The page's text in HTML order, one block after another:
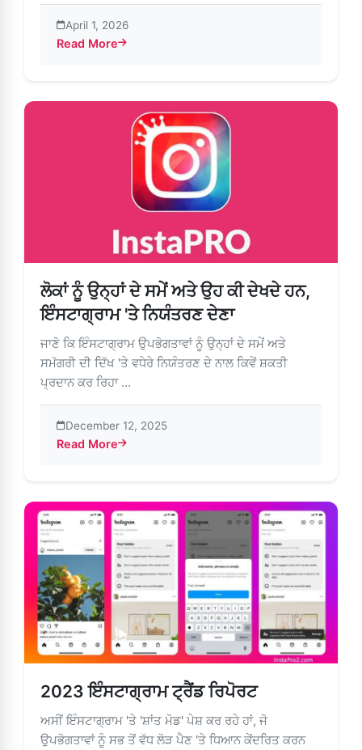
April 1, 2026
Read More
about ਆਪਣੀ ਰਚਨਾਤਮਕਤਾ ਨੂੰ ਹੋਰ ਅੱਗੇ ਵਧਾਉਣ ਲਈ ਮੈਟਾ ਏਆਈ
ਲੋਕਾਂ ਨੂੰ ਉਨ੍ਹਾਂ ਦੇ ਸਮੇਂ ਅਤੇ ਉਹ ਕੀ ਦੇਖਦੇ ਹਨ,
ਇੰਸਟਾਗ੍ਰਾਮ 'ਤੇ ਨਿਯੰਤਰਣ ਦੇਣਾ
ਜਾਣੋ ਕਿ ਇੰਸਟਾਗ੍ਰਾਮ ਉਪਭੋਗਤਾਵਾਂ ਨੂੰ ਉਨ੍ਹਾਂ ਦੇ ਸਮੇਂ ਅਤੇ
ਸਮੱਗਰੀ ਦੀ ਦਿੱਖ 'ਤੇ ਵਧੇਰੇ ਨਿਯੰਤਰਣ ਦੇ ਨਾਲ ਕਿਵੇਂ ਸ਼ਕਤੀ
ਪ੍ਰਦਾਨ ਕਰ ਰਿਹਾ ...
December 12, 2025
Read More
about ਲੋਕਾਂ ਨੂੰ ਉਨ੍ਹਾਂ ਦੇ ਸਮੇਂ ਅਤੇ ਉਹ ਕੀ ਦੇਖਦੇ ਹਨ, ਇੰਸਟਾਗ੍ਰਾਮ 'ਤੇ
2023 ਇੰਸਟਾਗ੍ਰਾਮ ਟ੍ਰੈਂਡ ਰਿਪੋਰਟ
ਅਸੀਂ ਇੰਸਟਾਗ੍ਰਾਮ 'ਤੇ 'ਸ਼ਾਂਤ ਮੋਡ' ਪੇਸ਼ ਕਰ ਰਹੇ ਹਾਂ, ਜੋ
ਉਪਭੋਗਤਾਵਾਂ ਨੂੰ ਸਭ ਤੋਂ ਵੱਧ ਲੋੜ ਪੈਣ 'ਤੇ ਧਿਆਨ ਕੇਂਦਰਿਤ ਕਰਨ